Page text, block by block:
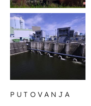
PUTOVANJA